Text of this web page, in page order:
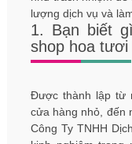
lượng dịch vụ và
1. Bạn biết
shop hoa tươi
Được thành lập từ
cửa hàng nhỏ, đến
Công Ty TNHH